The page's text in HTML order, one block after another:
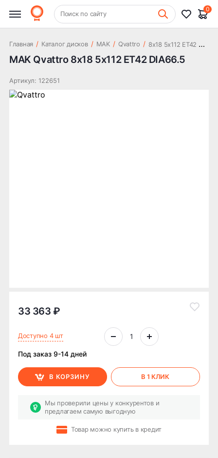
+7 (831) 261-35-35 Шиномонтаж
Поиск по сайту
0
Главная / Каталог дисков / MAK / Qvattro / 8
x18 5x112 ET42 DIA66.5
MAK Qvattro 8x18 5x112 ET42 DIA66.5
Артикул: 122651
33 363 ₽
Доступно 4 шт
Под заказ 9-14 дней
В КОРЗИНУ В 1 КЛИК
Мы проверили цены у конкурентов и
предлагаем самую выгодную
Товар можно купить в кредит